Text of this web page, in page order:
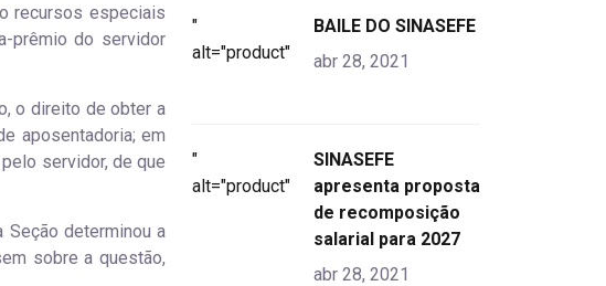
recursos especiais
prêmio do servidor
o direito de obter a
aposentadoria; em
servidor, de que
Seção determinou a
sobre a questão,
"
alt="product">
BAILE DO SINASEFE
abr 28, 2021
"
alt="product">
SINASEFE
apresenta proposta
de recomposição
salarial para 2027
abr 28, 2021